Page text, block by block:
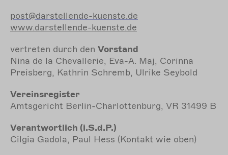
post@darstellende-kuenste.de
www.darstellende-kuenste.de
vertreten durch den Vorstand
Nina de la Chevallerie, Eva-A. Maj, Corinna
Preisberg, Kathrin Schremb, Ulrike Seybold
Vereinsregister
Amtsgericht Berlin-Charlottenburg, VR 31499 B
Verantwortlich (i.S.d.P.)
Cilgia Gadola, Paul Hess (Kontakt wie oben)